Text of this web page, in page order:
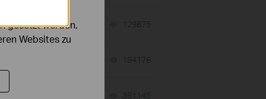
06-24-2026 129875
184176
391145
gesetzt werden,
Websites zu